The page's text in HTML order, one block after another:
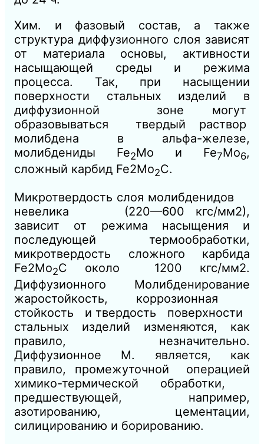
Хим. и фазовый состав, а также
структура диффузионного слоя зависят
от материала основы, активности
насыщающей среды и режима
процесса. Так, при насыщении
поверхности стальных изделий в
диффузионной зоне могут
образовываться твердый раствор
молибдена в альфа-железе,
молибдениды Fe2Mo и Fe7Mo6,
сложный карбид Fe2Mo2C.
Микротвердость слоя молибденидов
невелика (220—600 кгс/мм2),
зависит от режима насыщения и
последующей термообработки,
микротвердость сложного карбида
Fe2Mo2C около 1200 кгс/мм2.
Диффузионного Молибденирование
жаростойкость, коррозионная
стойкость и твердость поверхности
стальных изделий изменяются, как
правило, незначительно.
Диффузионное М. является, как
правило, промежуточной операцией
химико-термической обработки,
предшествующей, например,
азотированию, цементации,
силицированию и борированию.